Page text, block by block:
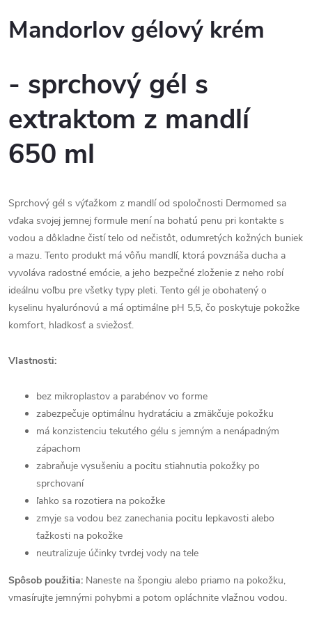
Mandorlov gélový krém
- sprchový gél s
extraktom z mandlí
650 ml
Sprchový gél s výťažkom z mandlí od spoločnosti Dermomed sa
vďaka svojej jemnej formule mení na bohatú penu pri kontakte s
vodou a dôkladne čistí telo od nečistôt, odumretých kožných buniek
a mazu. Tento produkt má vôňu mandlí, ktorá povznáša ducha a
vyvoláva radostné emócie, a jeho bezpečné zloženie z neho robí
ideálnu voľbu pre všetky typy pleti. Tento gél je obohatený o
kyselinu hyalurónovú a má optimálne pH 5,5, čo poskytuje pokožke
komfort, hladkosť a sviežosť.
Vlastnosti:
bez mikroplastov a parabénov vo forme
zabezpečuje optimálnu hydratáciu a zmäkčuje pokožku
má konzistenciu tekutého gélu s jemným a nenápadným
zápachom
zabraňuje vysušeniu a pocitu stiahnutia pokožky po
sprchovaní
ľahko sa rozotiera na pokožke
zmyje sa vodou bez zanechania pocitu lepkavosti alebo
ťažkosti na pokožke
neutralizuje účinky tvrdej vody na tele
Spôsob použitia: Naneste na špongiu alebo priamo na pokožku,
vmasírujte jemnými pohybmi a potom opláchnite vlažnou vodou.